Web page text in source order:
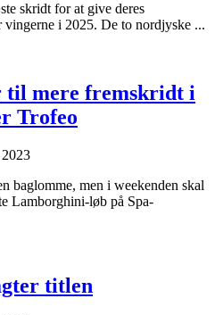
skridt for at give deres
i 2025. De to nordjyske ...
til mere fremskridt i
Trofeo
baglomme, men i weekenden skal
Lamborghini-løb på Spa-
titlen